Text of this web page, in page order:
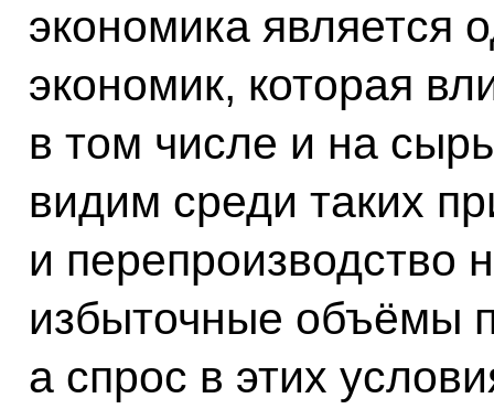
экономика является
экономик, которая
в том числе и на
видим среди таких
и перепроизводство
избыточные объёмы
а спрос в этих